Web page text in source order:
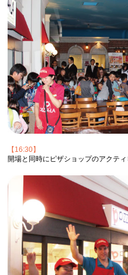
【16:30】
開場と同時にピザショップのアクテ